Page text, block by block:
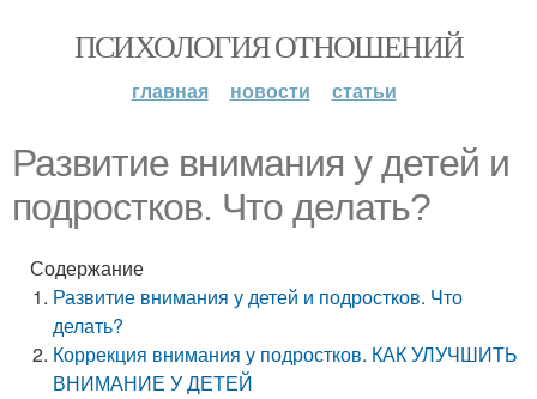
ПСИХОЛОГИЯ ОТНОШЕНИЙ
главная новости статьи
Развитие внимания у детей и
подростков. Что делать?
Содержание
Развитие внимания у детей и подростков. Что
делать?
Коррекция внимания у подростков. КАК УЛУЧШИТЬ
ВНИМАНИЕ У ДЕТЕЙ